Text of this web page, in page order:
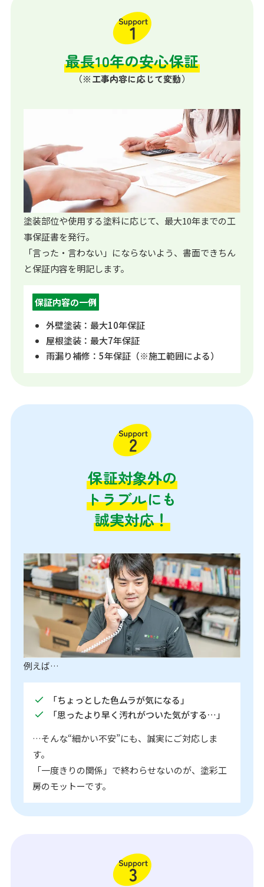
最長10年の安心保証
（※工事内容に応じて変動）
塗装部位や使用する塗料に応じて、最大10年までの工
事保証書を発行。
「言った・言わない」にならないよう、書面できちん
と保証内容を明記します。
保証内容の一例
外壁塗装：最大10年保証
屋根塗装：最大7年保証
雨漏り補修：5年保証（※施工範囲による）
保証対象外の
トラブルにも
誠実対応！
例えば…
「ちょっとした色ムラが気になる」
「思ったより早く汚れがついた気がする…」
…そんな“細かい不安”にも、誠実にご対応しま
す。
「一度きりの関係」で終わらせないのが、塗彩工
房のモットーです。